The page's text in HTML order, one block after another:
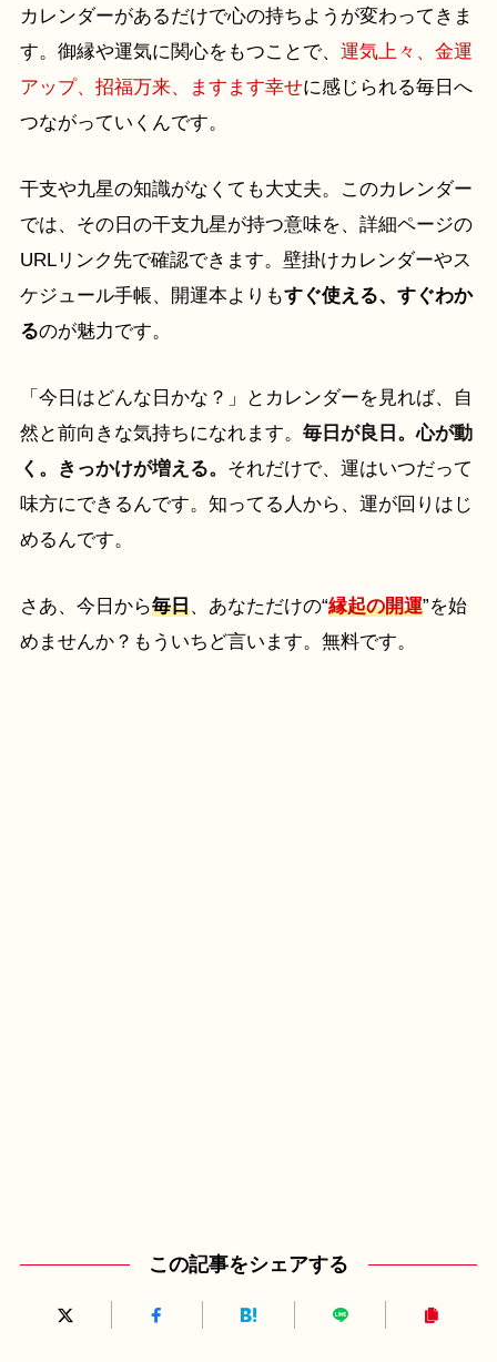
カレンダーがあるだけで心の持ちようが変わってきま
す。御縁や運気に関心をもつことで、 運気上々、金運
アップ、招福万来、ますます幸せに感じられる毎日へ
つながっていくんです。
干支や九星の知識がなくても大丈夫。このカレンダー
では、その日の干支九星が持つ意味を、詳細ページの
URLリンク先で確認できます。壁掛けカレンダーやス
ケジュール手帳、開運本よりもすぐ使える、すぐわか
るのが魅力です。
「今日はどんな日かな？」とカレンダーを見れば、自
然と前向きな気持ちになれます。 毎日が良日。心が動
く。きっかけが増える。 それだけで、運はいつだって
味方にできるんです。知ってる人から、運が回りはじ
めるんです。
さあ、今日から毎日、あなただけの“縁起の開運”を始
めませんか？もういちど言います。無料です。
この記事をシェアする